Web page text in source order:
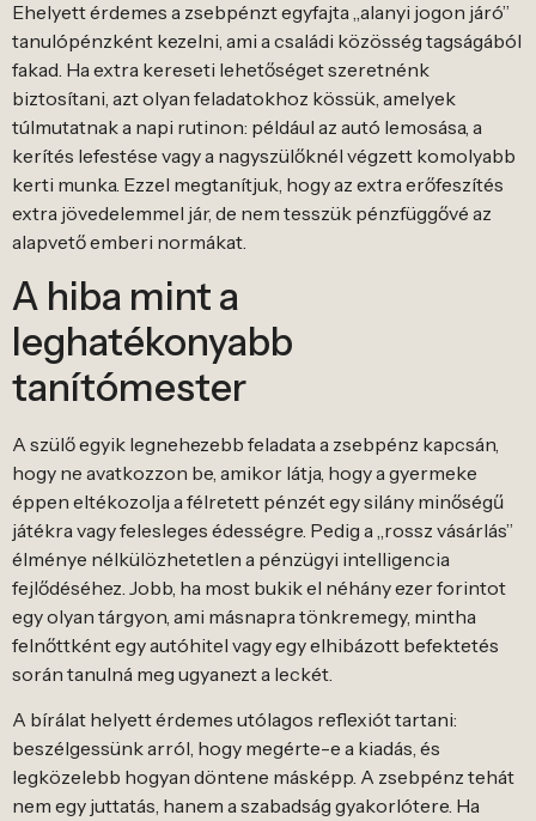
Ehelyett érdemes a zsebpénzt egyfajta „alanyi jogon járó”
tanulópénzként kezelni, ami a családi közösség tagságából
fakad. Ha extra kereseti lehetőséget szeretnénk
biztosítani, azt olyan feladatokhoz kössük, amelyek
túlmutatnak a napi rutinon: például az autó lemosása, a
kerítés lefestése vagy a nagyszülőknél végzett komolyabb
kerti munka. Ezzel megtanítjuk, hogy az extra erőfeszítés
extra jövedelemmel jár, de nem tesszük pénzfüggővé az
alapvető emberi normákat.
A hiba mint a
leghatékonyabb
tanítómester
A szülő egyik legnehezebb feladata a zsebpénz kapcsán,
hogy ne avatkozzon be, amikor látja, hogy a gyermeke
éppen eltékozolja a félretett pénzét egy silány minőségű
játékra vagy felesleges édességre. Pedig a „rossz vásárlás”
élménye nélkülözhetetlen a pénzügyi intelligencia
fejlődéséhez. Jobb, ha most bukik el néhány ezer forintot
egy olyan tárgyon, ami másnapra tönkremegy, mintha
felnőttként egy autóhitel vagy egy elhibázott befektetés
során tanulná meg ugyanezt a leckét.
A bírálat helyett érdemes utólagos reflexiót tartani:
beszélgessünk arról, hogy megérte-e a kiadás, és
legközelebb hogyan döntene másképp. A zsebpénz tehát
nem egy juttatás, hanem a szabadság gyakorlótere. Ha